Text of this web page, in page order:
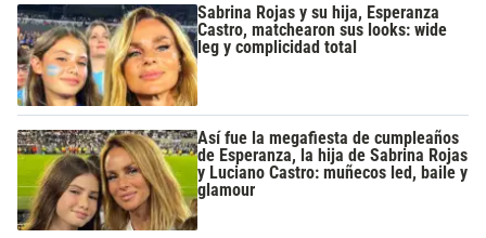
Sabrina Rojas y su hija, Esperanza
Castro, matchearon sus looks: wide
leg y complicidad total
Así fue la megafiesta de cumpleaños
de Esperanza, la hija de Sabrina Rojas
y Luciano Castro: muñecos led, baile y
glamour